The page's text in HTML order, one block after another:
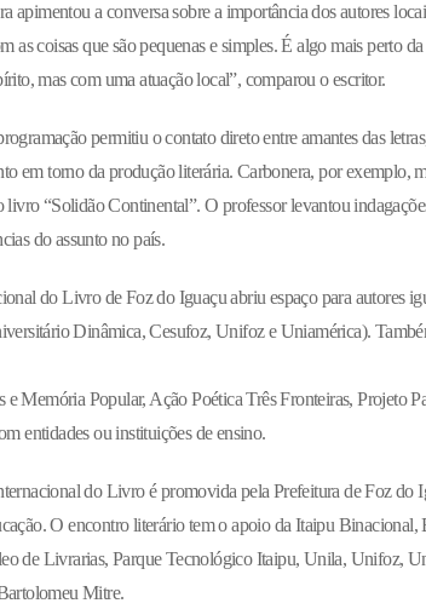
apimentou a conversa sobre a importância dos autores
as coisas que são pequenas e simples. É algo mais perto
mas com uma atuação local”, comparou o escritor.
permitiu o contato direto entre amantes das
em torno da produção literária. Carbonera, por exemplo,
“Solidão Continental”. O professor levantou
do assunto no país.
do Livro de Foz do Iguaçu abriu espaço para autores
Dinâmica, Cesufoz, Unifoz e Uniamérica).
Memória Popular, Ação Poética Três Fronteiras, Projeto
entidades ou instituições de ensino.
do Livro é promovida pela Prefeitura de Foz do
O encontro literário tem o apoio da Itaipu Binacional,
de Livrarias, Parque Tecnológico Itaipu, Unila, Unifoz,
Mitre.